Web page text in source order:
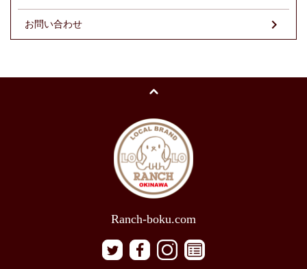
お問い合わせ
Ranch-boku.com